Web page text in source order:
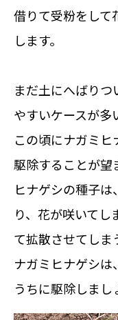
借りて受粉をして
します。
まだ土にへばり
やすいケースが多
この頃にナガミ
駆除することが望
ヒナゲシの種子
り、花が咲いてし
て拡散させてしま
ナガミヒナゲシ
うちに駆除しまし